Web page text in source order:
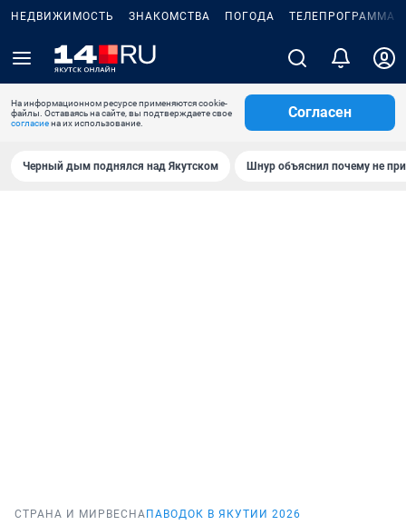
НЕДВИЖИМОСТЬ ЗНАКОМСТВА ПОГОДА ТЕЛЕПРОГРАММА
На информационном ресурсе применяются cookie-
файлы. Оставаясь на сайте, вы подтверждаете свое
согласиена их использование.
Согласен
Черный дым поднялся над Якутском Шнур объяснил почему не
СТРАНА И МИР ВЕСНА ПАВОДОК В ЯКУТИИ 2026